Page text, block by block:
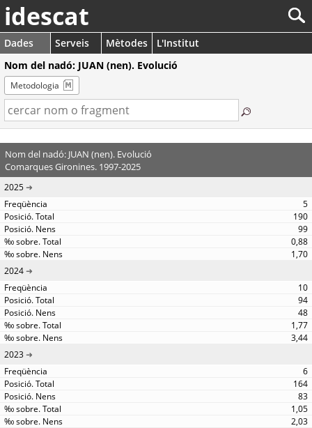
idescat
Dades Serveis Mètodes
L'Institut
Nom del nadó: JUAN (nen). Evolució
Metodologia
Nom del nadó: JUAN (nen). Evolució
Comarques Gironines. 1997-2025
2025
5
190
99
0,88
1,70
2024
10
94
48
1,77
3,44
2023
6
164
83
1,05
2,03